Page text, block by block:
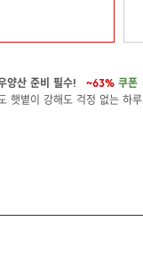
양산 준비 필수! ~63% 쿠폰
햇볕이 강해도 걱정 없는 하루